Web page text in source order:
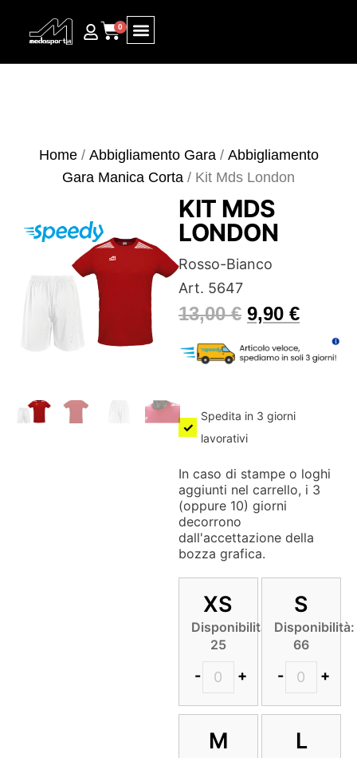
0
Home/ Abbigliamento Gara/ Abbigliamento
Gara Manica Corta / Kit Mds London
KIT MDS
LONDON
Rosso-Bianco
Art. 5647
13,00€ 9,90 €
Spedita in 3 giorni
lavorativi
In caso di stampe o loghi
aggiunti nel carrello, i 3
(oppure 10) giorni
decorrono
dall'accettazione della
bozza grafica.
XS
Disponibilità:
25
- +
S
Disponibilità:
66
- +
M L